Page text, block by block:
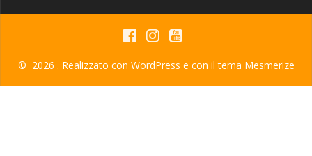
© 2026 . Realizzato con WordPress e con il tema Mesmerize